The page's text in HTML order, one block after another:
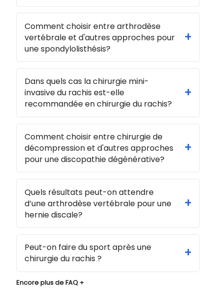
Comment choisir entre arthrodèse
vertébrale et d'autres approches pour
une spondylolisthésis?
+
Dans quels cas la chirurgie mini-
invasive du rachis est-elle
recommandée en chirurgie du rachis?
+
Comment choisir entre chirurgie de
décompression et d'autres approches
pour une discopathie dégénérative?
+
Quels résultats peut-on attendre
d’une arthrodèse vertébrale pour une
hernie discale?
+
Peut-on faire du sport après une
chirurgie du rachis ?
+
Encore plus de FAQ +